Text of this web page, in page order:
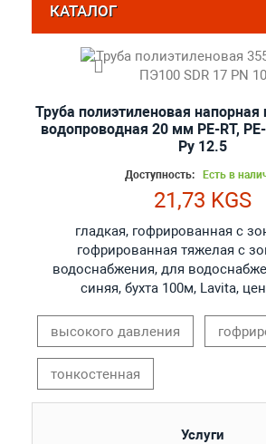
КАТАЛОГ
Труба полиэтиленовая напорная
водопроводная 20 мм PE-RT,
Ру 12.5
Доступность: Есть в
21,73 KGS
гладкая, гофрированная с
гофрированная тяжелая с
водоснабжения, для
синяя, бухта 100м, Lavita,
высокого давления
тонкостенная
Услуги